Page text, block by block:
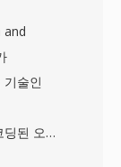
and
술인
된 오디
지각